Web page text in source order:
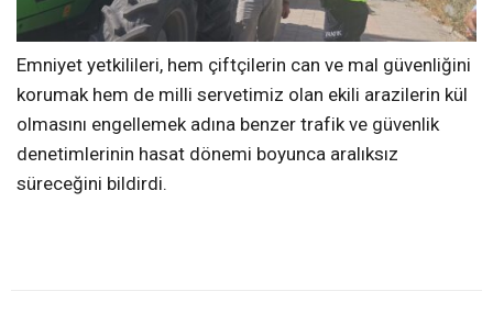
Emniyet yetkilileri, hem çiftçilerin can ve mal güvenliğini
korumak hem de milli servetimiz olan ekili arazilerin kül
olmasını engellemek adına benzer trafik ve güvenlik
denetimlerinin hasat dönemi boyunca aralıksız
süreceğini bildirdi.